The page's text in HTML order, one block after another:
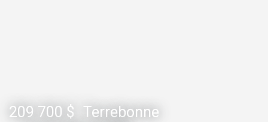
209 700 $ Terrebonne